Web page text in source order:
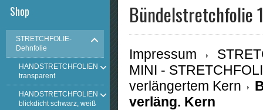
Shop
STRETCHFOLIE-
Dehnfolie
HANDSTRETCHFOLIEN
transparent
HANDSTRETCHFOLIEN
blickdicht schwarz, weiß
Bündelstretchfolie
Impressum
MINI -
verlängertem Kern
verläng. Kern